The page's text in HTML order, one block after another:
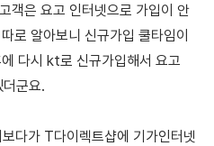
객은 요고 인터넷으로 가입이 안
로 알아보니 신규가입 쿨타임이
다시 kt로 신규가입해서 요고
군요.
다가 T다이렉트샵에 기가인터넷